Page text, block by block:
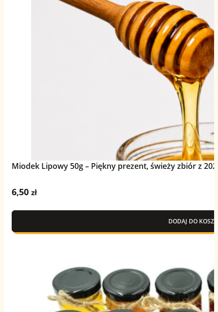
Miodek Lipowy 50g – Piękny prezent, świeży zbiór z
6,50zł
DODAJ DO